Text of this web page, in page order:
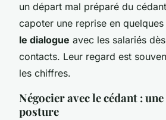
un départ mal préparé du
capoter une reprise en quelques
le dialogue avec les salariés
contacts. Leur regard est
les chiffres.
Négocier avec le cédant :
posture